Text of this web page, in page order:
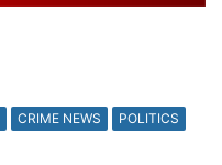
CRIME NEWS
POLITICS